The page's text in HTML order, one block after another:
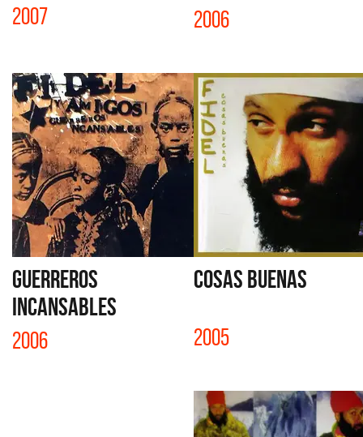
2007 2006
GUERREROS
INCANSABLES
2006
COSAS BUENAS
2005